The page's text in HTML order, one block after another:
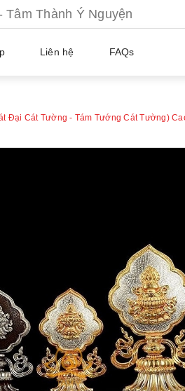
Thành Ý Nguyện
Liên hệ FAQs
Đại Cát Tường - Tám Tướng Cát Tường)